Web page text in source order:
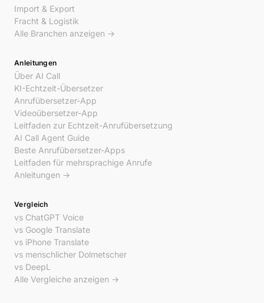
Import & Export
Fracht & Logistik
Alle Branchen anzeigen →
Anleitungen
Über AI Call
KI-Echtzeit-Übersetzer
Anrufübersetzer-App
Videoübersetzer-App
Leitfaden zur Echtzeit-Anrufübersetzung
AI Call Agent Guide
Beste Anrufübersetzer-Apps
Leitfaden für mehrsprachige Anrufe
Anleitungen →
Vergleich
vs ChatGPT Voice
vs Google Translate
vs iPhone Translate
vs menschlicher Dolmetscher
vs DeepL
Alle Vergleiche anzeigen →